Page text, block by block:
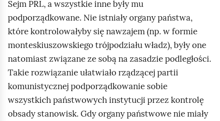
Sejm PRL, a wszystkie inne były mu
podporządkowane. Nie istniały organy państwa,
które kontrolowałyby się nawzajem (np. w formie
monteskiuszowskiego trójpodziału władz), były one
natomiast związane ze sobą na zasadzie podległości.
Takie rozwiązanie ułatwiało rządzącej partii
komunistycznej podporządkowanie sobie
wszystkich państwowych instytucji przez kontrolę
obsady stanowisk. Gdy organy państwowe nie miały